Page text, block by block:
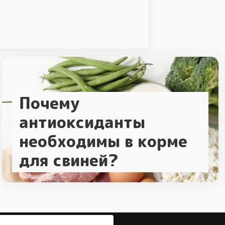
Почему
антиоксиданты
необходимы в корме
для свиней?